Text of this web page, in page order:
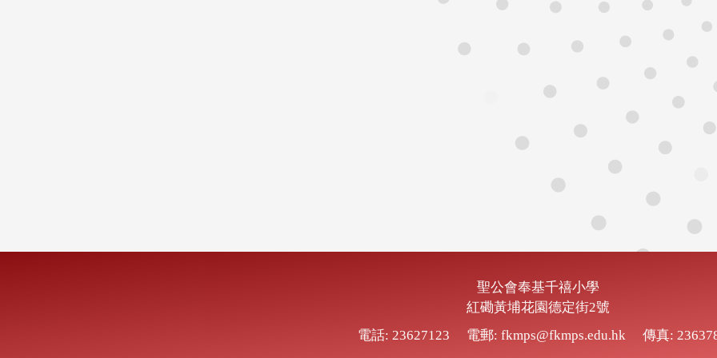
聖公會奉基千禧小學
紅磡黃埔花園德定街2號
電話: 23627123
電郵: fkmps@fkmps.edu.hk 傳真: